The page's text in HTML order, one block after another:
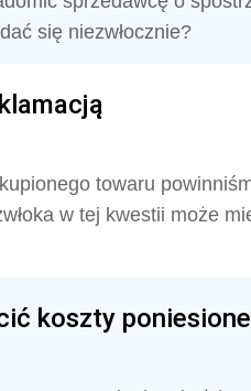
się niezwłocznie?
towaru
w tej kwestii może
koszty